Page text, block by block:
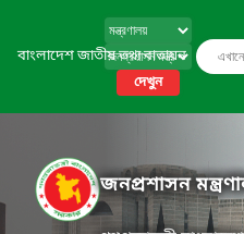
বাংলাদেশ জাতীয় তথ্য বাতায়ন
দেখুন
জনপ্রশাসন